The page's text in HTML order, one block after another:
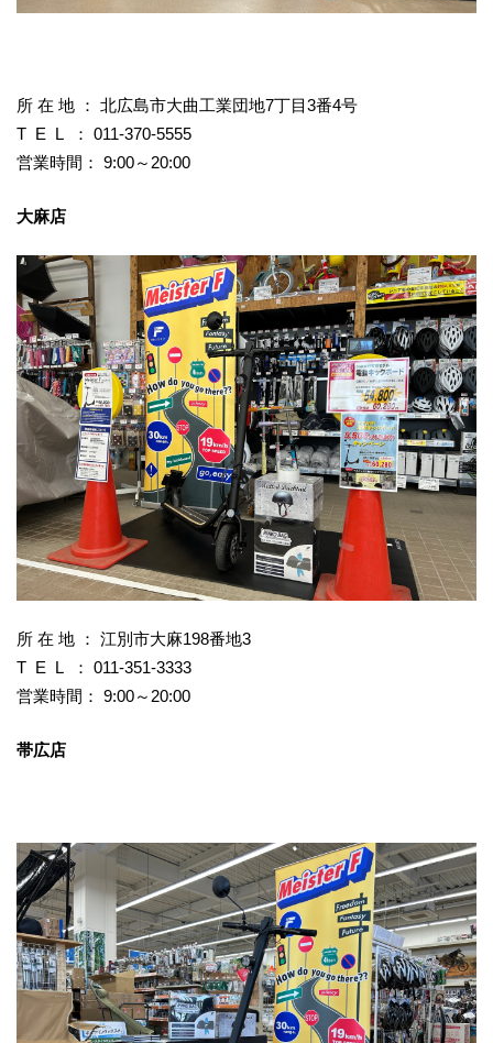
所 在 地 ： 北広島市大曲工業団地7丁目3番4号
T E L ： 011-370-5555
営業時間： 9:00～20:00
大麻店
所 在 地 ： 江別市大麻198番地3
T E L ： 011-351-3333
営業時間： 9:00～20:00
帯広店